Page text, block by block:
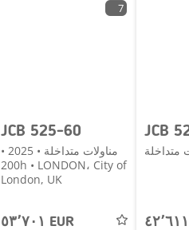
7
JCB 525-60
مناولات متداخلة • 2025 •
200h • LONDON، City of
London, UK
٥٣٬٧٠١ EUR